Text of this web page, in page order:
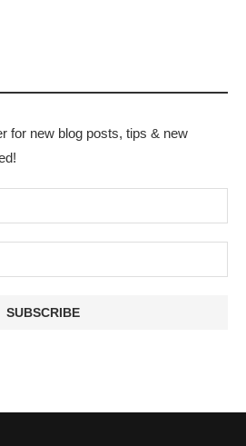
for new blog posts, tips & new